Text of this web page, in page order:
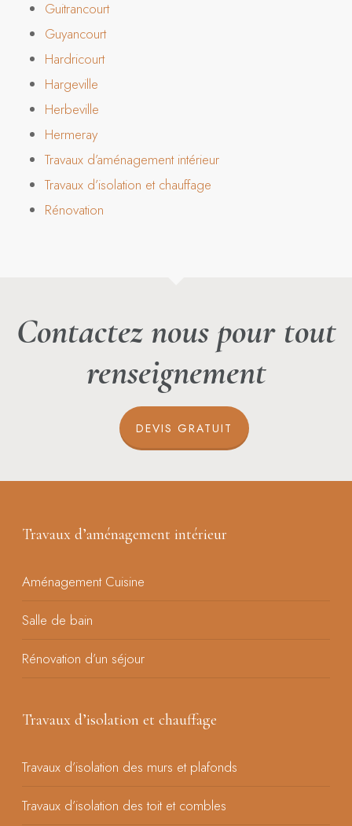
Guitrancourt
Guyancourt
Hardricourt
Hargeville
Herbeville
Hermeray
Travaux d’aménagement intérieur
Travaux d’isolation et chauffage
Rénovation
Contactez nous pour tout
renseignement
DEVIS GRATUIT
Travaux d’aménagement intérieur
Aménagement Cuisine
Salle de bain
Rénovation d’un séjour
Travaux d’isolation et chauffage
Travaux d’isolation des murs et plafonds
Travaux d’isolation des toit et combles